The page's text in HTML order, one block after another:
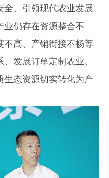
全、引领现代农业发展
业仍存在资源整合不
不高、产销衔接不畅等
发展订单定制农业、
生态资源切实转化为产